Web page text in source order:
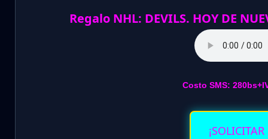
Regalo NHL: DEVILS. HOY DE
Costo SMS: